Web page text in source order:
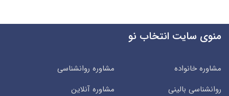
منوی سایت انتخاب نو
مشاوره خانواده
مشاوره روانشناسی
روانشناسی بالینی
مشاوره آنلاین